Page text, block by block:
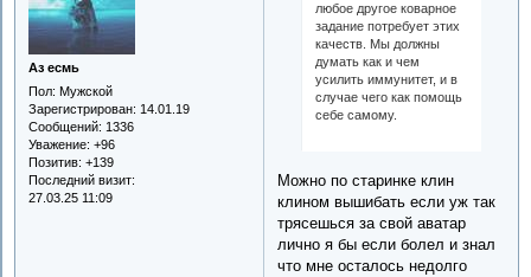
Аз есмь
Пол: Мужской
Зарегистрирован: 14.01.19
Сообщений: 1336
Уважение: +96
Позитив: +139
Последний визит:
27.03.25 11:09
любое другое коварное
задание потребует этих
качеств. Мы должны
думать как и чем
усилить иммунитет, и в
случае чего как помощь
себе самому.
Можно по старинке клин
клином вышибать если уж так
трясешься за свой аватар
лично я бы если болел и знал
что мне осталось недолго